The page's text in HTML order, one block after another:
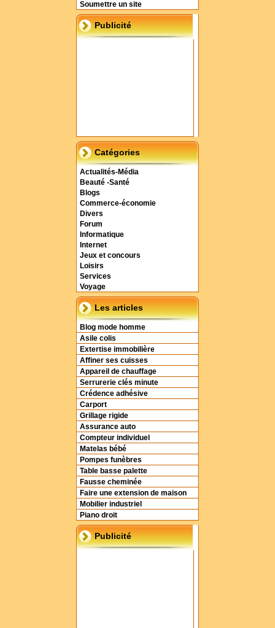
Soumettre un site
Publicité
Catégories
Actualités-Média
Beauté -Santé
Blogs
Commerce-économie
Divers
Forum
Informatique
Internet
Jeux et concours
Loisirs
Services
Voyage
Les articles
Blog mode homme
Asile colis
Extertise immobilière
Affiner ses cuisses
Appareil de chauffage
Serrurerie clés minute
Crédence adhésive
Carport
Grillage rigide
Assurance auto
Compteur individuel
Matelas bébé
Pompes funèbres
Table basse palette
Fausse cheminée
Faire une extension de maison
Mobilier industriel
Piano droit
Publicité